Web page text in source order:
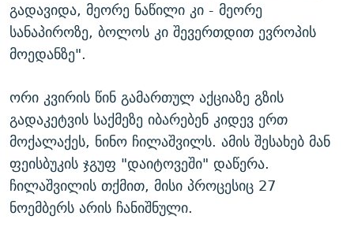
გადავიდა, მეორე ნაწილი კი - მეორე
სანაპიროზე, ბოლოს კი შევერთდით ევროპის
მოედანზე".
ორი კვირის წინ გამართულ აქციაზე გზის
გადაკეტვის საქმეზე იბარებენ კიდევ ერთ
მოქალაქეს, ნინო ჩილაშვილს. ამის შესახებ მან
ფეისბუკის ჯგუფ "დაიტოვეში" დაწერა.
ჩილაშვილის თქმით, მისი პროცესიც 27
ნოემბერს არის ჩანიშნული.